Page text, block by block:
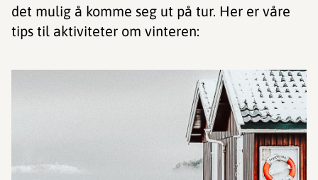
det mulig å komme seg ut på tur. Her er våre
tips til aktiviteter om vinteren: